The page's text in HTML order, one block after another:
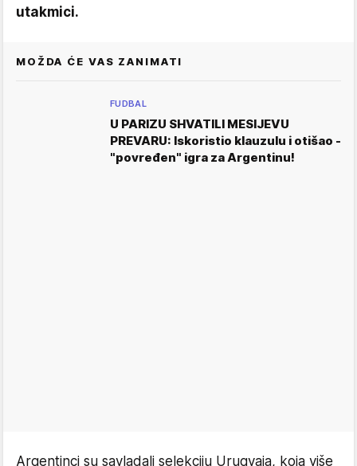
utakmici.
MOŽDA ĆE VAS ZANIMATI
FUDBAL
U PARIZU SHVATILI MESIJEVU
PREVARU: Iskoristio klauzulu i otišao -
"povređen" igra za Argentinu!
Argentinci su savladali selekciju Urugvaja, koja više